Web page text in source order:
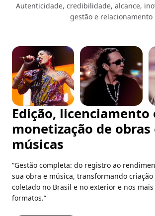
Autenticidade, credibilidade, alcance,
gestão e relacionamento
Edição, licenciamento
monetização de obras
músicas
“Gestão completa: do registro ao
sua obra e música, transformando
coletado no Brasil e no exterior e nos
formatos.”